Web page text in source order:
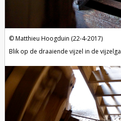
Matthieu Hoogduin (22-4-2017)
Blik op de draaiende vijzel in de